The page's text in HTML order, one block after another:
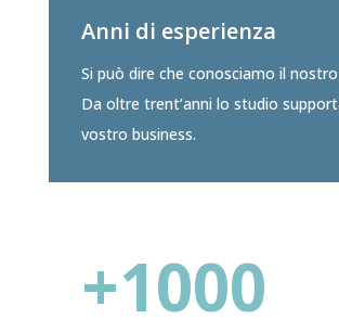
Anni di esperienza
Si può dire che conosciamo il
Da oltre trent’anni lo studio
vostro business.
+1000